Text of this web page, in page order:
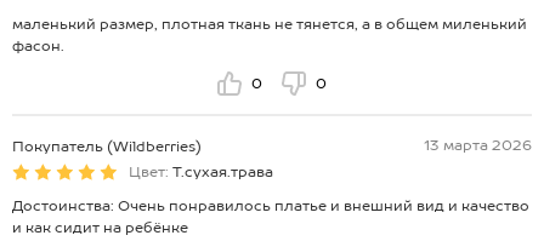
маленький размер, плотная ткань не тянется, а в общем миленький
фасон.
0 0
Покупатель (Wildberries)
13 марта 2026
Цвет: Т.сухая.трава
Достоинства: Очень понравилось платье и внешний вид и качество
и как сидит на ребёнке